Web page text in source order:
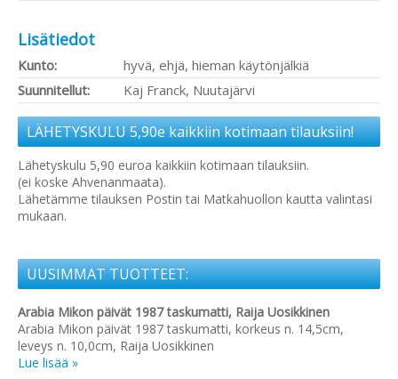
Lisätiedot
Kunto:
hyvä, ehjä, hieman käytönjälkiä
Suunnitellut:
Kaj Franck, Nuutajärvi
LÄHETYSKULU 5,90e kaikkiin kotimaan tilauksiin!
Lähetyskulu 5,90 euroa kaikkiin kotimaan tilauksiin.
(ei koske Ahvenanmaata).
Lähetämme tilauksen Postin tai Matkahuollon kautta valintasi
mukaan.
UUSIMMAT TUOTTEET:
Arabia Mikon päivät 1987 taskumatti, Raija Uosikkinen
Arabia Mikon päivät 1987 taskumatti, korkeus n. 14,5cm,
leveys n. 10,0cm, Raija Uosikkinen
Lue lisää »